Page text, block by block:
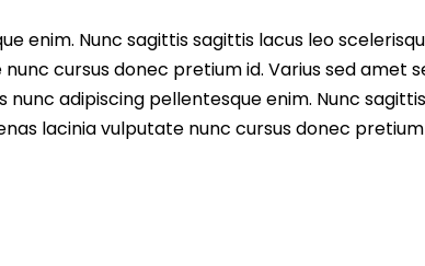
enim. Nunc sagittis sagittis lacus leo
cursus donec pretium id. Varius sed amet
adipiscing pellentesque enim. Nunc
lacinia vulputate nunc cursus donec pretium